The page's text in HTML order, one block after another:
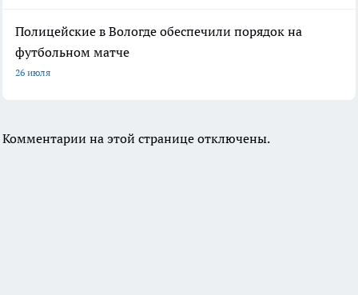
Полицейские в Вологде обеспечили порядок на
футбольном матче
26 июля
Комментарии на этой странице отключены.